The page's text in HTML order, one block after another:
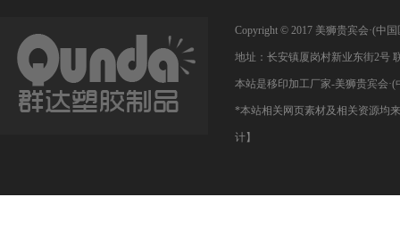
Copyright © 2017 美狮贵宾会·(中
地址：长安镇厦岗村新业东街2号
本站是移印加工厂家-美狮贵宾会
*本站相关网页素材及相关资源均
计】